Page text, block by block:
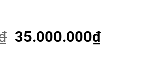
35.000.000₫